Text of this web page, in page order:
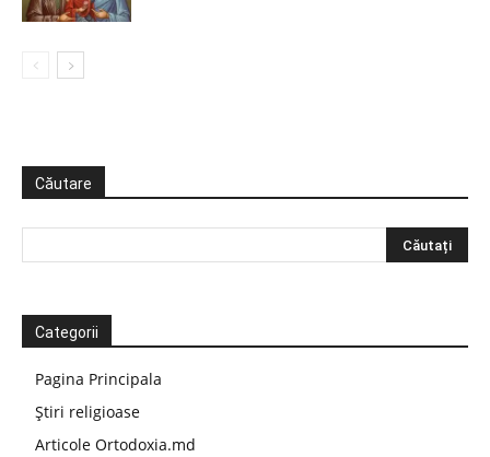
Căutare
Categorii
Pagina Principala
Știri religioase
Articole Ortodoxia.md